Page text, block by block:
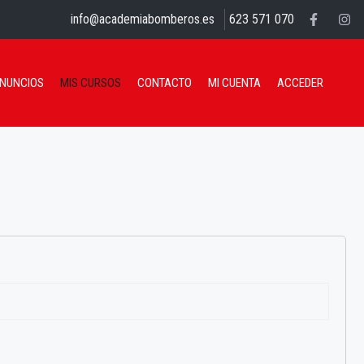
info@academiabomberos.es 623 571 070
MIS CURSOS CONTACTO MI CUENTA ACCEDER